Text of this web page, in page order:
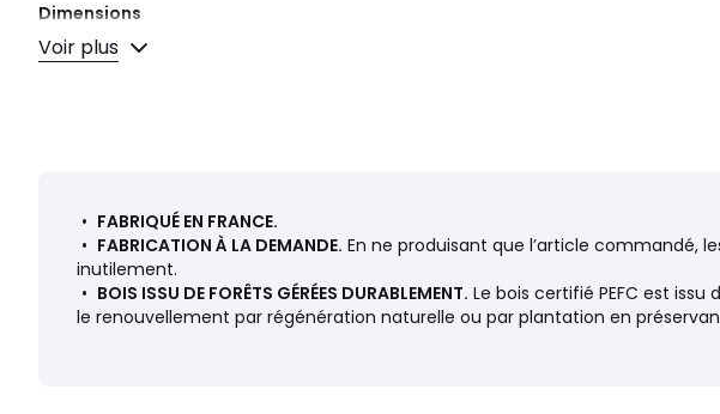
Dimensions
• Hauteur : 23 cm
• Fermeté : ferme
• Le + : lattes recouvertes, empêche le matelas de glisser
Description
• Cadre en bois massif épicéa
• Masse d'angle en bois de hêtre
Voir plus
• FABRIQUÉ EN FRANCE.
• FABRICATION À LA DEMANDE. En ne produisant que l’article commandé,
inutilement.
• BOIS ISSU DE FORÊTS GÉRÉES DURABLEMENT. Le bois certifié PEFC est
le renouvellement par régénération naturelle ou par plantation en